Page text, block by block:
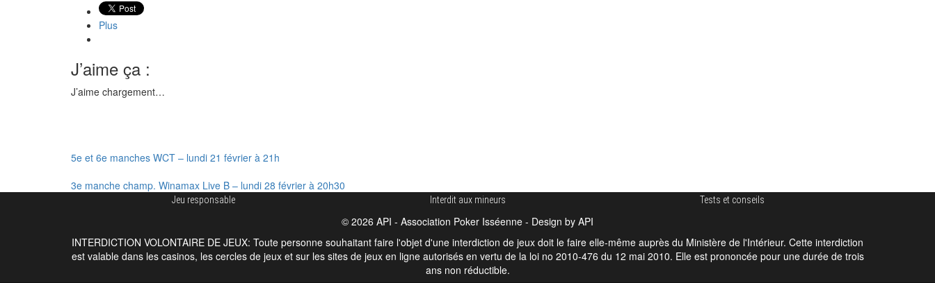
Plus
J’aime ça :
J’aime chargement…
5e et 6e manches WCT – lundi 21 février à 21h
3e manche champ. Winamax Live B – lundi 28 février à 20h30
Jeu responsable Interdit aux mineurs Tests et conseils
© 2026 API - Association Poker Isséenne - Design by API
INTERDICTION VOLONTAIRE DE JEUX: Toute personne souhaitant faire l'objet d'une interdiction de jeux doit le faire elle-même auprès du Ministère de l'Intérieur. Cette interdiction
est valable dans les casinos, les cercles de jeux et sur les sites de jeux en ligne autorisés en vertu de la loi no 2010-476 du 12 mai 2010. Elle est prononcée pour une durée de trois
ans non réductible.